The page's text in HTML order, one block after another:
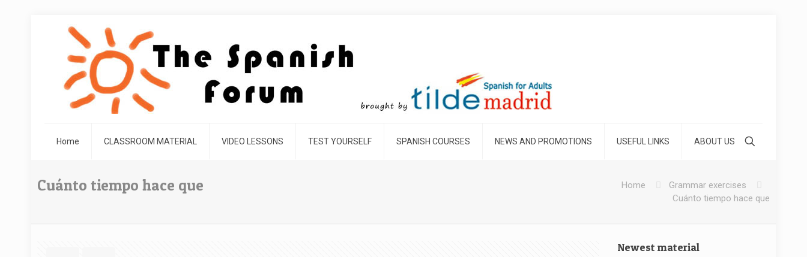
Home CLASSROOM MATERIAL VIDEO LESSONS TEST YOURSELF SPANISH COURSES NEWS AND PROMOTIONS USEFUL LINKS ABOUT US
Cuánto tiempo hace que Home
Grammar exercises
Cuánto tiempo hace que
Newest material